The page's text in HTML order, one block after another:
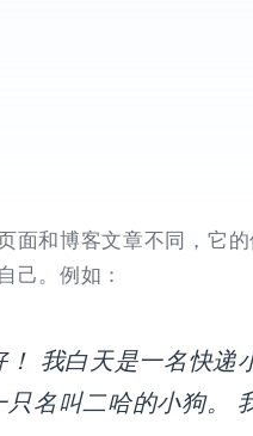
面和博客文章不同，它
己。例如：
！ 我白天是一名快递
只名叫二哈的小狗。